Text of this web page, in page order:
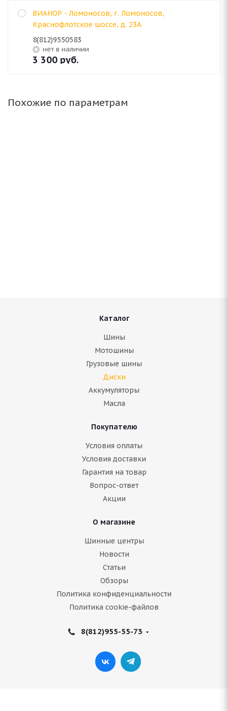
ВИАНОР - Ломоносов, г. Ломоносов,
Краснофлотское шоссе, д. 23А
8(812)9550583
Нет в наличии
3 300 руб.
Похожие по параметрам
Подробнее
(Д) NZ SH599 5.5x14/4x98 ET35 D58.6 MB*
Каталог
Шины
Мотошины
Грузовые шины
Диски
Аккумуляторы
Масла
Покупателю
Условия оплаты
Условия доставки
Гарантия на товар
Вопрос-ответ
Акции
О магазине
Шинные центры
Новости
Статьи
Обзоры
Политика конфиденциальности
Политика cookie-файлов
8(812)955-55-73